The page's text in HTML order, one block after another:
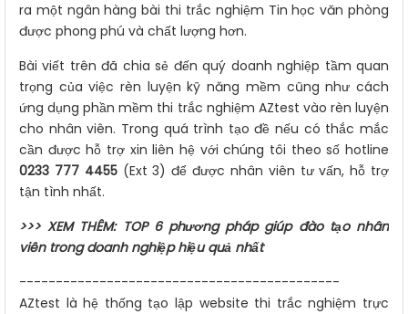
ra một ngân hàng bài thi trắc nghiệm Tin học văn phòng
được phong phú và chất lượng hơn.
Bài viết trên đã chia sẻ đến quý doanh nghiệp tầm quan
trọng của việc rèn luyện kỹ năng mềm cũng như cách
ứng dụng phần mềm thi trắc nghiệm AZtest vào rèn luyện
cho nhân viên. Trong quá trình tạo đề nếu có thắc mắc
cần được hỗ trợ xin liên hệ với chúng tôi theo số hotline
0233 777 4455(Ext 3) để được nhân viên tư vấn, hỗ trợ
tận tình nhất.
>>> XEM THÊM: TOP 6 phương pháp giúp đào tạo nhân
viên trong doanh nghiệp hiệu quả nhất
--------------------------------------------
AZtest là hệ thống tạo lập website thi trắc nghiệm trực